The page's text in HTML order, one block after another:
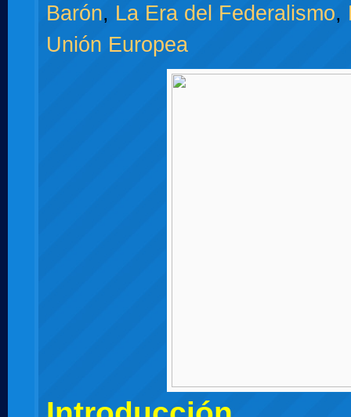
Barón, La Era del Federalismo,
Unión Europea